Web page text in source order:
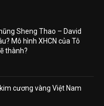
Sheng Thao – David
Mô hình XHCN của Tô
thành?
cương vàng Việt Nam